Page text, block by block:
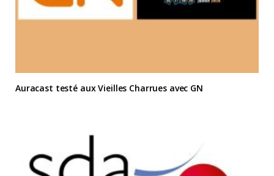
Auracast testé aux Vieilles Charrues avec GN